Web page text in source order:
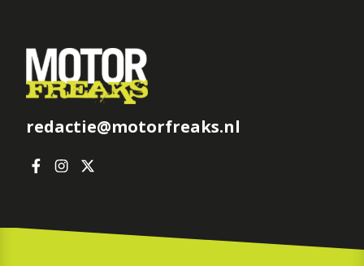
redactie@motorfreaks.nl